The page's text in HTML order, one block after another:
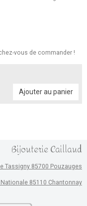
vous de commander !
Ajouter au panier
Bijouterie Caillaud
Tassigny 85700 Pouzauges
Nationale 85110 Chantonnay